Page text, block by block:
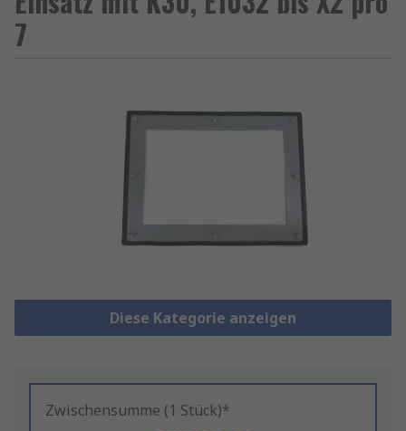
7
Diese Kategorie anzeigen
Zwischensumme (1 Stück)*